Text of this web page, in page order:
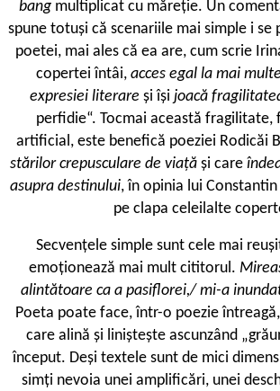
bang multiplicat cu măreție. Un
spune totuși că scenariile mai simple i se
poetei, mai ales că ea are, cum scrie
copertei întâi, acces egal la mai
expresiei literare și își joacă
perfidie“. Tocmai această fragilitate,
artificial, este benefică poeziei Rodicăi
stărilor crepusculare de viață și care
asupra destinului, în opinia lui Constantin
pe clapa celeilalte
Secvențele simple sunt cele mai
emoționează mai mult cititorul.
alintătoare ca a pasiflorei,/ mi-a
Poeta poate face, într-o poezie
care alină și liniștește ascunzând
început. Deși textele sunt de mici
simți nevoia unei amplificări, unei